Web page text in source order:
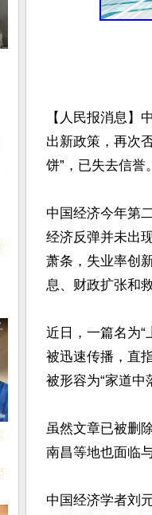
【人民报消息】
出新政策，再次
饼”，已失去信誉
中国经济今年第
经济反弹并未出
萧条，失业率创
息、财政扩张和
近日，一篇名为“
被迅速传播，直
被形容为“家道中
虽然文章已被删
南昌等地也面临
中国经济学者刘